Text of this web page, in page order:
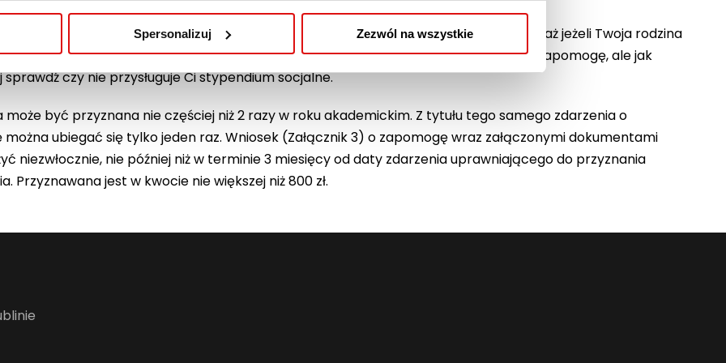
Spersonalizuj Zezwól na wszystkie
na zwrot przejściowa trudna sytuacja
, ono ma tu znaczenie zasadnicze, ponieważ jeżeli Twoja rodzina
długotrwałą trudną sytuacją finansową to nie posiadasz podstaw do starania się o zapomogę, ale jak
czy nie przysługuje Ci stypendium socjalne.
może być przyznana nie częściej niż 2 razy w roku akademickim. Z tytułu tego samego zdarzenia o
ubiegać się tylko jeden raz. Wniosek (Załącznik 3) o zapomogę wraz załączonymi dokumentami
niezwłocznie, nie później niż w terminie 3 miesięcy od daty zdarzenia uprawniającego do przyznania
Przyznawana jest w kwocie nie większej niż 800 zł.